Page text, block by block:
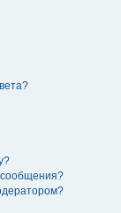
сообщения?